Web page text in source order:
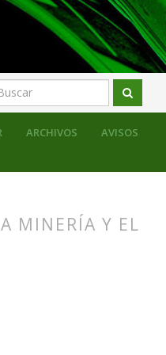
ARCHIVOS AVISOS
MINERÍA Y EL